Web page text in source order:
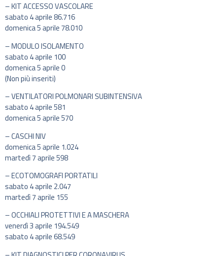
– KIT ACCESSO VASCOLARE
sabato 4 aprile 86.716
domenica 5 aprile 78.010
– MODULO ISOLAMENTO
sabato 4 aprile 100
domenica 5 aprile 0
(Non più inseriti)
– VENTILATORI POLMONARI SUBINTENSIVA
sabato 4 aprile 581
domenica 5 aprile 570
– CASCHI NIV
domenica 5 aprile 1.024
martedì 7 aprile 598
– ECOTOMOGRAFI PORTATILI
sabato 4 aprile 2.047
martedì 7 aprile 155
– OCCHIALI PROTETTIVI E A MASCHERA
venerdì 3 aprile 194.549
sabato 4 aprile 68.549